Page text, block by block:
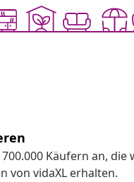
Käufern an,
von vidaXL erhalten.